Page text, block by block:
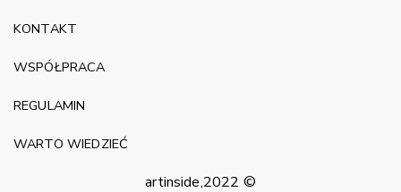
artinside,2022 ©
KONTAKT
WSPÓŁPRACA
REGULAMIN
WARTO WIEDZIEĆ